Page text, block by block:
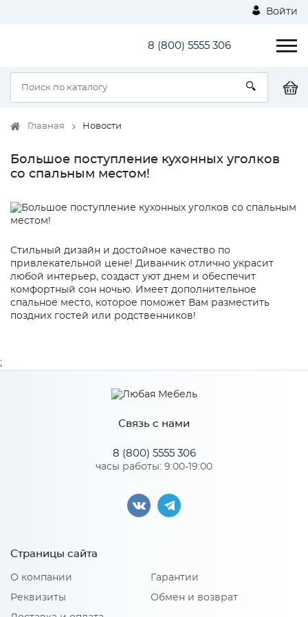
Войти
8 (800) 5555 306
Главная Новости
Большое поступление кухонных уголков
со спальным местом!
Стильный дизайн и достойное качество по
привлекательной цене! Диванчик отлично украсит
любой интерьер, создаст уют днем и обеспечит
комфортный сон ночью. Имеет дополнительное
спальное место, которое поможет Вам разместить
поздних гостей или родственников!
Связь с нами
8 (800) 5555 306
часы работы: 9:00-19:00
Страницы сайта
О компании
Реквизиты
Гарантии
Обмен и возврат
;